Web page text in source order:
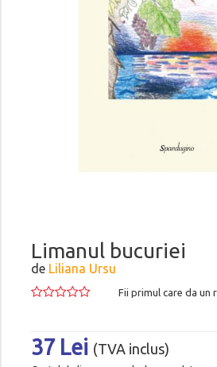
Limanul bucuriei
de Liliana Ursu
Fii primul care da un
37 Lei (TVA inclus)